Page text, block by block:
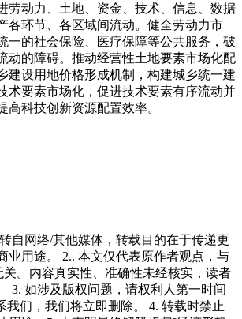
劳动力、土地、资金、技术、信息、数据
各环节、各区域间流动。健全劳动力市
一的社会保险、医疗保障等公共服务，破
动的障碍。推动经营性土地要素市场化配
建设用地价格形成机制，构建城乡统一建
术要素市场化，促进技术要素有序流动并
高科技创新资源配置效率。
自网络/其他媒体，转载目的在于传递更
业用途。 2.. 本文仅代表原作者观点，与
。内容真实性、准确性未经核实，读者
3. 如涉及版权问题，请权利人第一时间
我们，我们将立即删除。 4. 转载时禁止